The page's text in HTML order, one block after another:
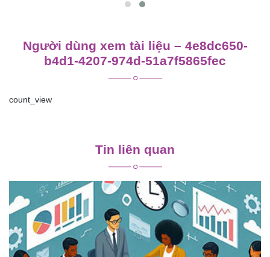
Người dùng xem tài liệu – 4e8dc650-
b4d1-4207-974d-51a7f5865fec
count_view
viết
Tin liên quan